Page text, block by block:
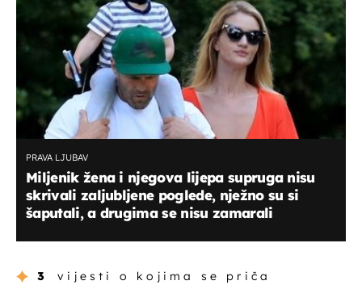
PRAVA LJUBAV
Miljenik žena i njegova lijepa supruga nisu
skrivali zaljubljene poglede, nježno su si
šaputali, a drugima se nisu zamarali
3 vijesti o kojima se priča